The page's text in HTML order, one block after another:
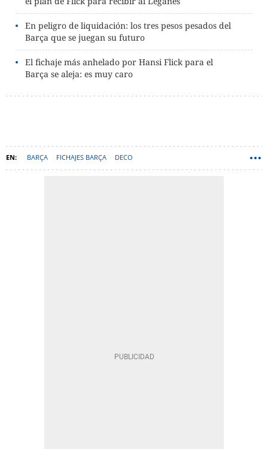
En peligro de liquidación: los tres pesos pesados del
Barça que se juegan su futuro
El fichaje más anhelado por Hansi Flick para el
Barça se aleja: es muy caro
BARÇA FICHAJES BARÇA DECO